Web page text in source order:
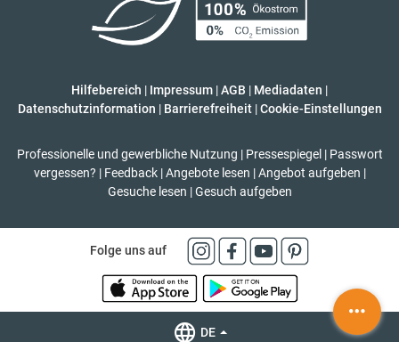
Hilfebereich | Impressum |AGB | Mediadaten |
Datenschutzinformation | Barrierefreiheit | Cookie-Einstellungen
Professionelle und gewerbliche Nutzung | Pressespiegel | Passwort
vergessen? | Feedback | Angebote lesen | Angebot aufgeben |
Gesuche lesen | Gesuch aufgeben
Folge uns auf
DE